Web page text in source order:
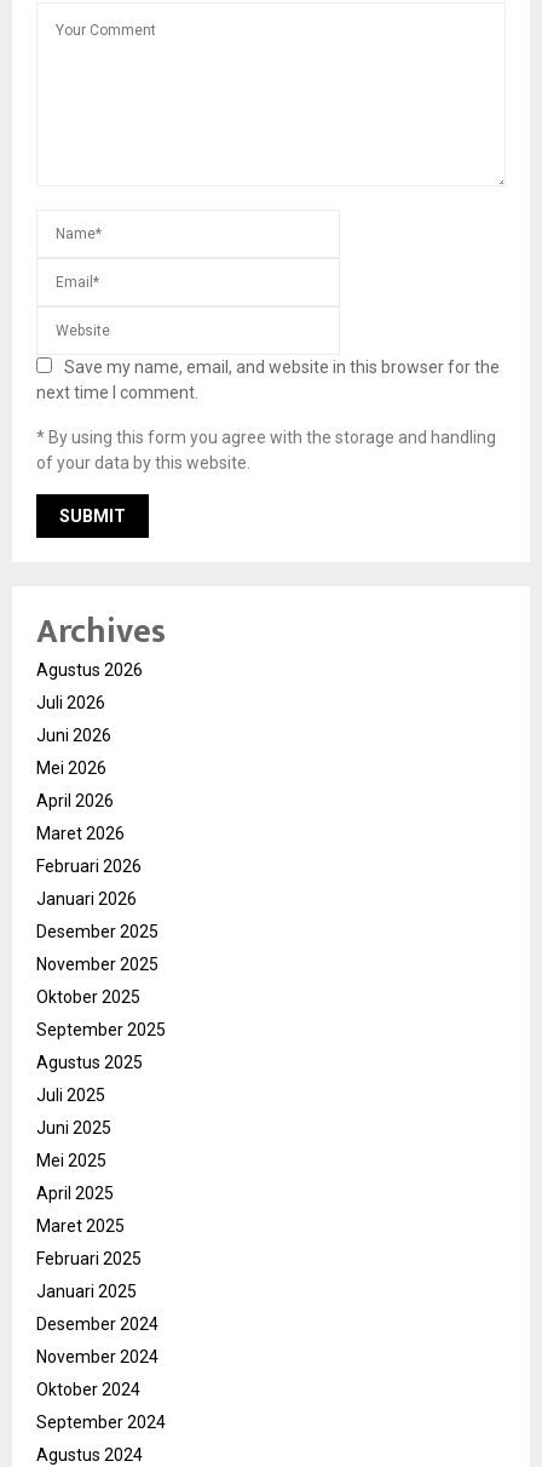
Save my name, email, and website in this browser for the
next time I comment.
* By using this form you agree with the storage and handling
of your data by this website.
Archives
Agustus 2026
Juli 2026
Juni 2026
Mei 2026
April 2026
Maret 2026
Februari 2026
Januari 2026
Desember 2025
November 2025
Oktober 2025
September 2025
Agustus 2025
Juli 2025
Juni 2025
Mei 2025
April 2025
Maret 2025
Februari 2025
Januari 2025
Desember 2024
November 2024
Oktober 2024
September 2024
Agustus 2024